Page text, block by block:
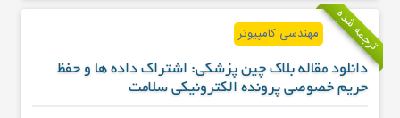
ترجمه شده مهندسی کامپیوتر
دانلود مقاله بلاک چین پزشکی: اشتراک داده ها و حفظ
حریم خصوصی پرونده الکترونیکی سلامت